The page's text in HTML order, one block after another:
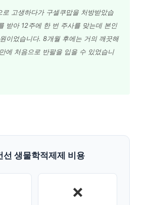
로 고생하다가 구셀쿠맙을 처방받았습
받아 12주에 한 번 주사를 맞는데 본인
이었습니다. 8개월 후에는 거의 깨끗해
에 처음으로 반팔을 입을 수 있었습니
선 생물학적제제 비용
❌